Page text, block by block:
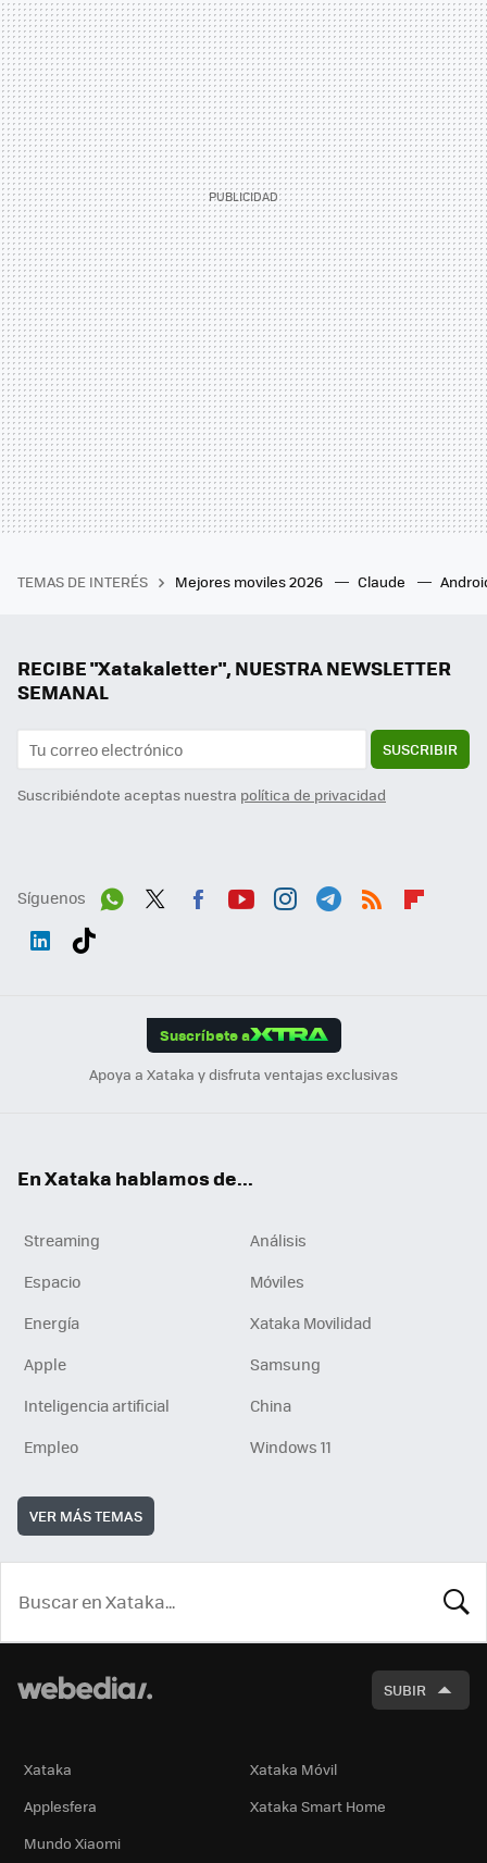
TEMAS DE INTERÉS Mejores moviles 2026 Claude
RECIBE "Xatakaletter", NUESTRA NEWSLETTER
SEMANAL
SUSCRIBIR
Suscribiéndote aceptas nuestra política de privacidad
Síguenos
Suscríbete a
Apoya a Xataka y disfruta ventajas exclusivas
En Xataka hablamos de...
Streaming
Análisis
Espacio
Móviles
Energía
Xataka Movilidad
Apple
Samsung
Inteligencia artificial
China
Empleo
Windows 11
VER MÁS TEMAS
SUBIR
Xataka
Xataka Móvil
Applesfera
Xataka Smart Home
Mundo Xiaomi